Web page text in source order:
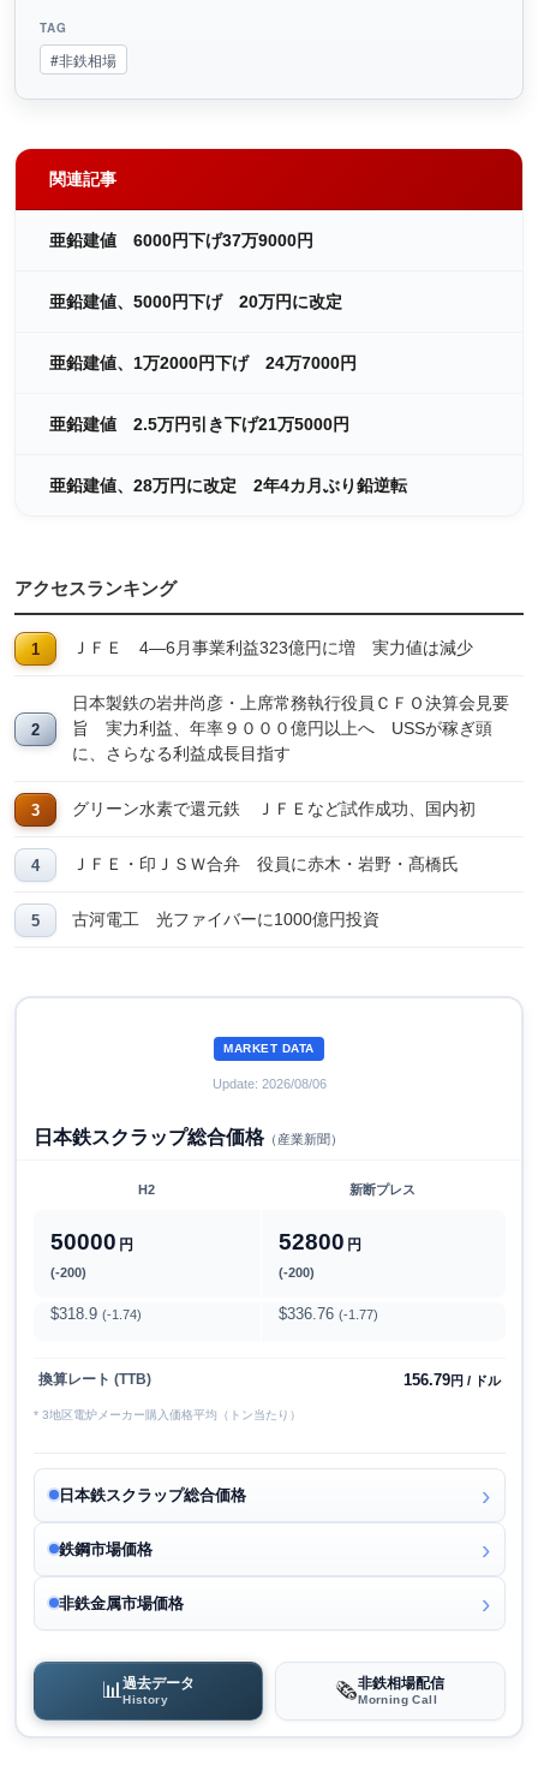
TAG
#非鉄相場
関連記事
亜鉛建値 6000円下げ37万9000円
亜鉛建値、5000円下げ 20万円に改定
亜鉛建値、1万2000円下げ 24万7000円
亜鉛建値 2.5万円引き下げ21万5000円
亜鉛建値、28万円に改定 2年4カ月ぶり鉛逆転
アクセスランキング
ＪＦＥ 4―6月事業利益323億円に増 実力値は減少
日本製鉄の岩井尚彦・上席常務執行役員ＣＦＯ決算会見要
旨 実力利益、年率９０００億円以上へ USSが稼ぎ頭
に、さらなる利益成長目指す
グリーン水素で還元鉄 ＪＦＥなど試作成功、国内初
ＪＦＥ・印ＪＳＷ合弁 役員に赤木・岩野・髙橋氏
古河電工 光ファイバーに1000億円投資
MARKET DATA
Update: 2026/08/06
日本鉄スクラップ総合価格（産業新聞）
H2 新断プレス
50000 円
(-200)
52800 円
(-200)
$318.9 (-1.74) $336.76 (-1.77)
換算レート (TTB) 156.79円 / ドル
* 3地区電炉メーカー購入価格平均（トン当たり）
日本鉄スクラップ総合価格
鉄鋼市場価格
非鉄金属市場価格
📊過去データ
History 🗞️非鉄相場配信
Morning Call